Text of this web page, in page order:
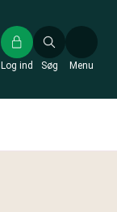
Søg
Log ind Menu